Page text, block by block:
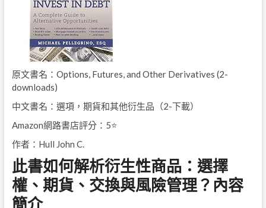
原文書名：Options, Futures, and Other Derivatives (2-
downloads)
中文書名：選項，期貨和其他衍生品（2-下載）
Amazon網路書店評分：5⭐
作者：Hull John C.
此書如何解析衍生性商品：選擇
權、期貨、交換與風險管理？內容